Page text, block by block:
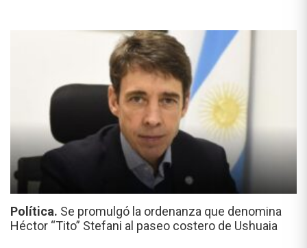
Política. Se promulgó la ordenanza que denomina
Héctor “Tito” Stefani al paseo costero de Ushuaia